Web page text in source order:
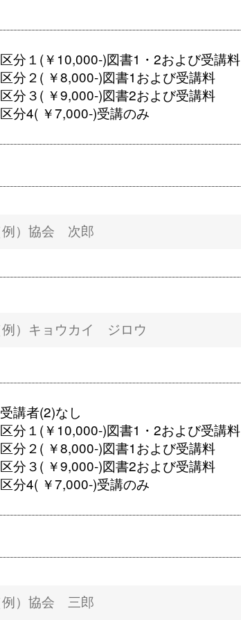
区分１(￥10,000-)図書1・2および受講料
区分２( ￥8,000-)図書1および受講料
区分３( ￥9,000-)図書2および受講料
区分4( ￥7,000-)受講のみ
受講者(2)なし
区分１(￥10,000-)図書1・2および受講料
区分２( ￥8,000-)図書1および受講料
区分３( ￥9,000-)図書2および受講料
区分4( ￥7,000-)受講のみ